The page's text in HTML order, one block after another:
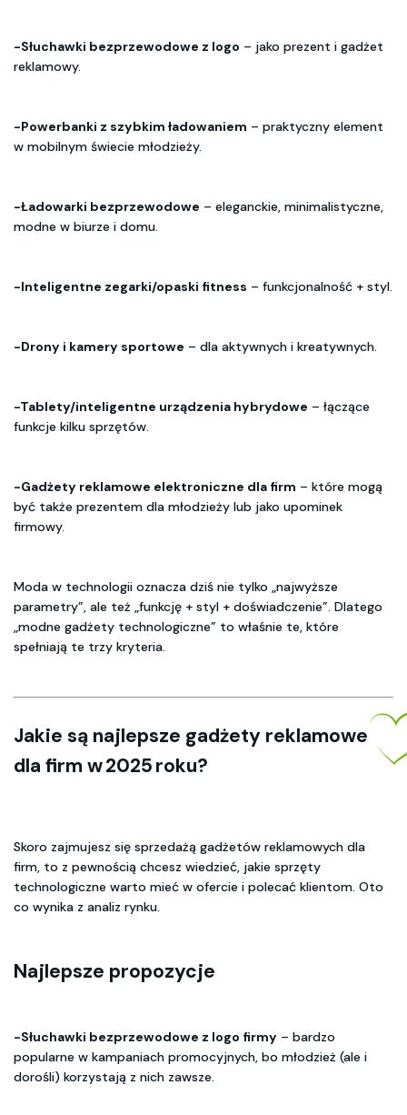
-Słuchawki bezprzewodowe z logo – jako prezent i gadżet
reklamowy.
-Powerbanki z szybkim ładowaniem – praktyczny element
w mobilnym świecie młodzieży.
-Ładowarki bezprzewodowe – eleganckie, minimalistyczne,
modne w biurze i domu.
-Inteligentne zegarki/opaski fitness – funkcjonalność + styl.
-Drony i kamery sportowe – dla aktywnych i kreatywnych.
-Tablety/inteligentne urządzenia hybrydowe – łączące
funkcje kilku sprzętów.
-Gadżety reklamowe elektroniczne dla firm – które mogą
być także prezentem dla młodzieży lub jako upominek
firmowy.
Moda w technologii oznacza dziś nie tylko „najwyższe
parametry”, ale też „funkcję + styl + doświadczenie”. Dlatego
„modne gadżety technologiczne” to właśnie te, które
spełniają te trzy kryteria.
Jakie są najlepsze gadżety reklamowe
dla firm w 2025 roku?
Skoro zajmujesz się sprzedażą gadżetów reklamowych dla
firm, to z pewnością chcesz wiedzieć, jakie sprzęty
technologiczne warto mieć w ofercie i polecać klientom. Oto
co wynika z analiz rynku.
Najlepsze propozycje
-Słuchawki bezprzewodowe z logo firmy – bardzo
popularne w kampaniach promocyjnych, bo młodzież (ale i
dorośli) korzystają z nich zawsze.